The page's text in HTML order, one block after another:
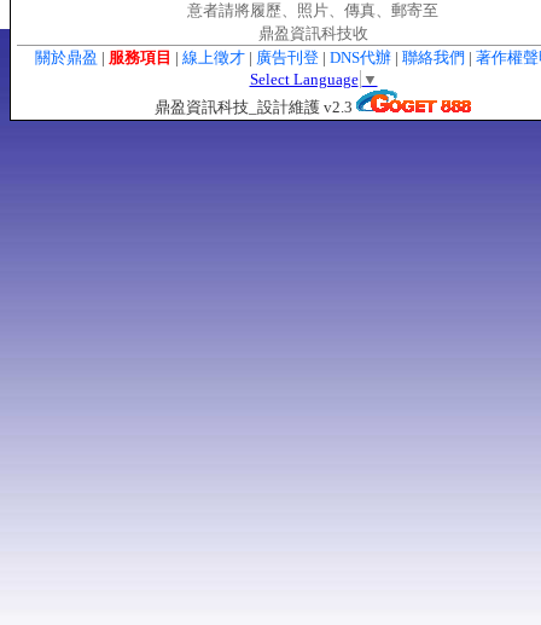
意者請將履歷、照片、傳真、郵寄至
鼎盈資訊科技收
關於鼎盈 | 服務項目 | 線上徵才 | 廣告刊登 | DNS代辦 | 聯絡我們 | 著作
Select Language ▼
鼎盈資訊科技_設計維護 v2.3